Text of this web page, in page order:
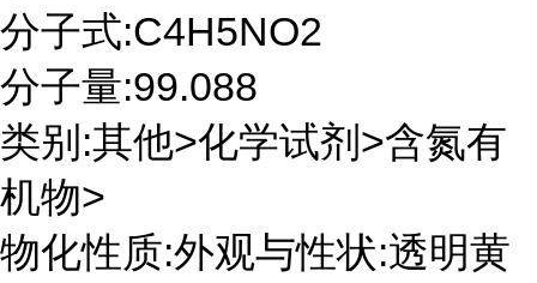
分子式:C4H5NO2
分子量:99.088
类别:其他>化学试剂>含氮有
机物>
物化性质:外观与性状:透明黄